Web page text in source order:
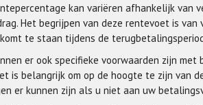
kan variëren afhankelijk van
Het begrijpen van deze rentevoet is
te staan tijdens de
er ook specifieke voorwaarden zijn
is belangrijk om op de hoogte te zijn van
er kunnen zijn als u niet aan uw